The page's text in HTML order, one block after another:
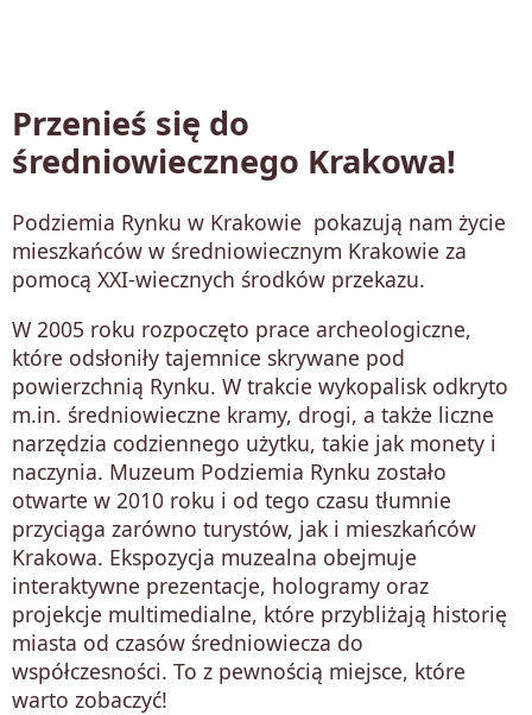
Przenieś się do
średniowiecznego Krakowa!
Podziemia Rynku w Krakowie pokazują nam życie
mieszkańców w średniowiecznym Krakowie za
pomocą XXI-wiecznych środków przekazu.
W 2005 roku rozpoczęto prace archeologiczne,
które odsłoniły tajemnice skrywane pod
powierzchnią Rynku. W trakcie wykopalisk odkryto
m.in. średniowieczne kramy, drogi, a także liczne
narzędzia codziennego użytku, takie jak monety i
naczynia. Muzeum Podziemia Rynku zostało
otwarte w 2010 roku i od tego czasu tłumnie
przyciąga zarówno turystów, jak i mieszkańców
Krakowa. Ekspozycja muzealna obejmuje
interaktywne prezentacje, hologramy oraz
projekcje multimedialne, które przybliżają historię
miasta od czasów średniowiecza do
współczesności. To z pewnością miejsce, które
warto zobaczyć!